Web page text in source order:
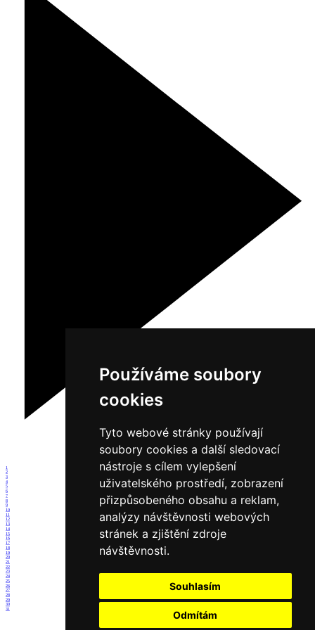
Používáme soubory
cookies
Tyto webové stránky používají
soubory cookies a další sledovací
nástroje s cílem vylepšení
uživatelského prostředí, zobrazení
přizpůsobeného obsahu a reklam,
analýzy návštěvnosti webových
stránek a zjištění zdroje
návštěvnosti.
Souhlasím
Odmítám
1
2
3
4
5
6
7
8
9
10
11
12
13
14
15
16
17
18
19
20
21
22
23
24
25
26
27
28
29
30
31